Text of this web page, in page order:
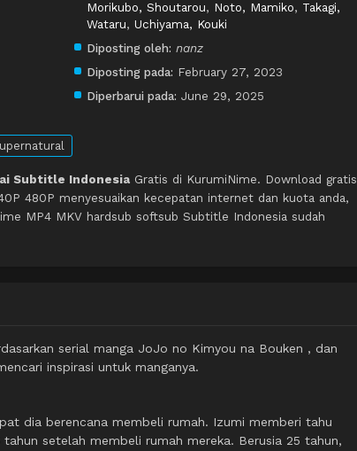
Morikubo, Shoutarou, Noto, Mamiko, Takagi,
Wataru, Uchiyama, Kouki
Diposting oleh: nanz
Diposting pada: February 27, 2023
Diperbarui pada: June 29, 2025
Subtitle Indonesia Gratis di KurumiNime. Download gratis
480P menyesuaikan kecepatan internet dan kuota anda,
MP4 MKV hardsub softsub Subtitle Indonesia sudah
serial manga JoJo no Kimyou na Bouken , dan
inspirasi untuk manganya.
dia berencana membeli rumah. Izumi memberi tahu
setelah membeli rumah mereka. Berusia 25 tahun,